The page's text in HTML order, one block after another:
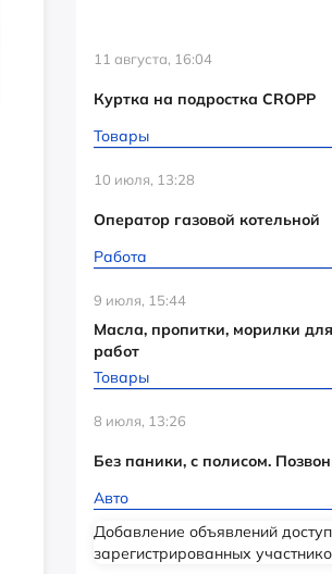
11 августа, 16:04
Куртка на подростка CROPP
Товары
10 июля, 13:28
Оператор газовой котельной
Работа
9 июля, 15:44
Масла, пропитки, морилки
работ
Товары
8 июля, 13:26
Без паники, с полисом.
Авто
Добавление объявлений
зарегистрированных